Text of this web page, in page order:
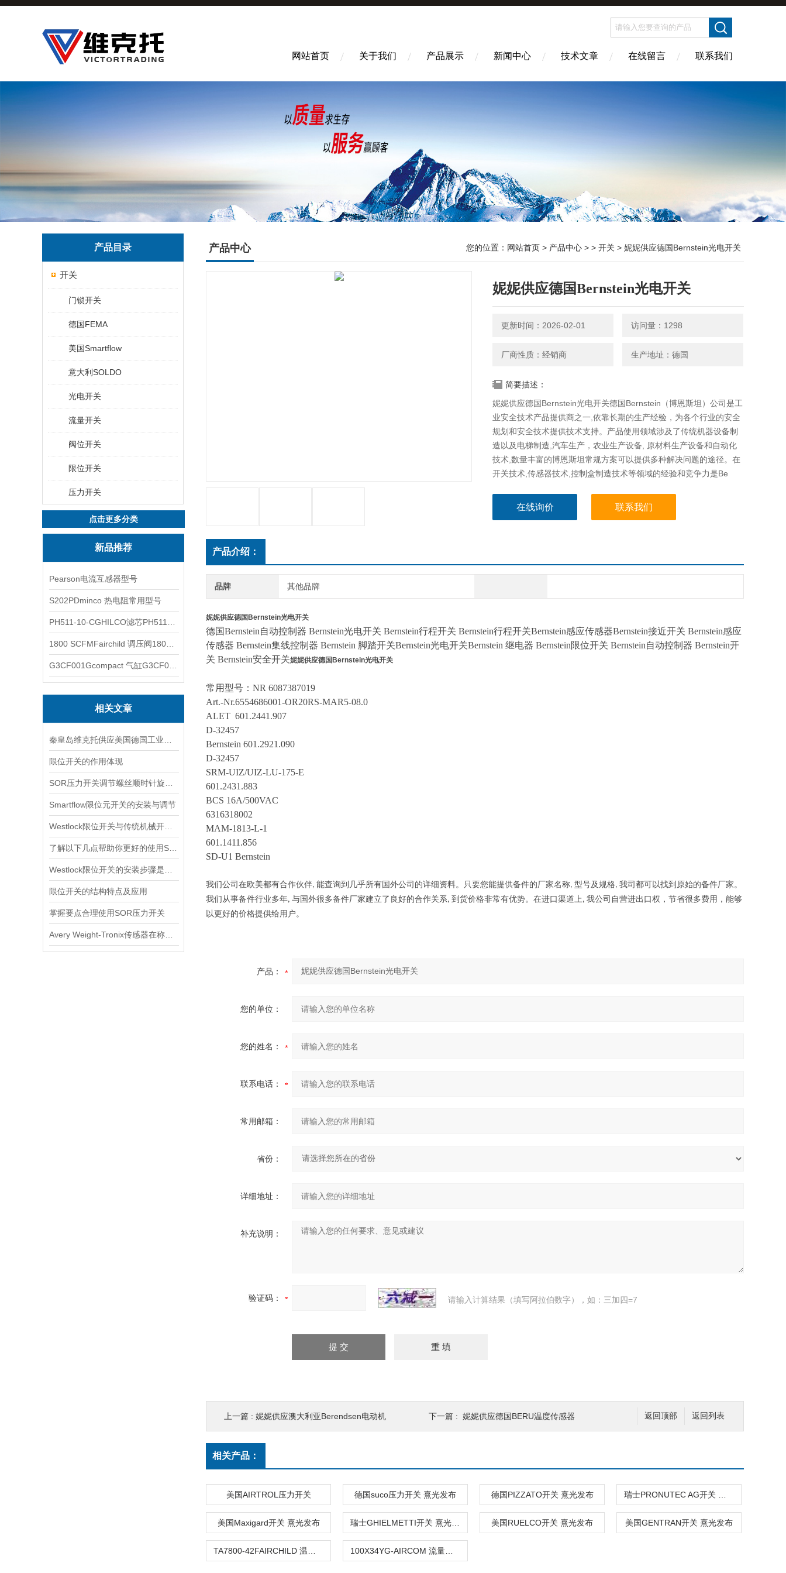
网站首页 关于我们 产品展示 新闻中心 技术文章 在线留言 联系我们
产品目录
开关
门锁开关
德国FEMA
美国Smartflow
意大利SOLDO
光电开关
流量开关
阀位开关
限位开关
压力开关
点击更多分类
新品推荐
Pearson电流互感器型号
S202PDminco 热电阻常用型号
相关文章
限位开关的作用体现
Smartflow限位元开关的安装与调节
限位开关的结构特点及应用
掌握要点合理使用SOR压力开关
产品中心 您的位置： 网站首页 > 产品中心 > > 开关 > 妮妮供应德国Bernstein光电开关
妮妮供应德国Bernstein光电开关
更新时间：2026-02-01 访问量：1298
厂商性质：经销商 生产地址：德国
简要描述：
妮妮供应德国Bernstein光电开关德国Bernstein（博恩斯坦）公司是工
业安全技术产品提供商之一,依靠长期的生产经验，为各个行业的安全
规划和安全技术提供技术支持。产品使用领域涉及了传统机器设备制
造以及电梯制造,汽车生产，农业生产设备, 原材料生产设备和自动化
技术,数量丰富的博恩斯坦常规方案可以提供多种解决问题的途径。在
开关技术,传感器技术,控制盒制造技术等领域的经验和竞争力是Be
在线询价 联系我们
产品介绍：
品牌 其他品牌
妮妮供应德国Bernstein光电开关
德国Bernstein自动控制器 Bernstein光电开关 Bernstein行程开关 Bernstein行程开关Bernstein感应传感器Bernstein接近开关 Bernstein感应
传感器 Bernstein集线控制器 Bernstein 脚踏开关Bernstein光电开关Bernstein 继电器 Bernstein限位开关 Bernstein自动控制器 Bernstein开
关 Bernstein安全开关妮妮供应德国Bernstein光电开关
常用型号： NR 6087387019
Art.-Nr.6554686001-OR20RS-MAR5-08.0
ALET 601.2441.907
D-32457
Bernstein 601.2921.090
D-32457
SRM-UIZ/UIZ-LU-175-E
601.2431.883
BCS 16A/500VAC
6316318002
MAM-1813-L-1
601.1411.856
SD-U1 Bernstein
我们公司在欧美都有合作伙伴, 能查询到几乎所有国外公司的详细资料。只要您能提供备件的厂家名称, 型号及规格, 我司都可以找到原始的备件厂家。
我们从事备件行业多年, 与国外很多备件厂家建立了良好的合作关系, 到货价格非常有优势。在进口渠道上, 我公司自营进出口权，节省很多费用，能够
以更好的价格提供给用户。
产品：
您的单位：
您的姓名：
联系电话：
常用邮箱：
省份：
详细地址：
补充说明：
验证码： 请输入计算结果（填写阿拉伯数字），如：三加四=7
返回列表
返回顶部
上一篇 : 妮妮供应澳大利亚Berendsen电动机 下一篇 : 妮妮供应德国BERU温度传感器
相关产品：
美国AIRTROL压力开关 德国suco压力开关 熹光发布 德国PIZZATO开关 熹光发布
美国Maxigard开关 熹光发布 美国RUELCO开关 熹光发布 美国GENTRAN开关 熹光发布